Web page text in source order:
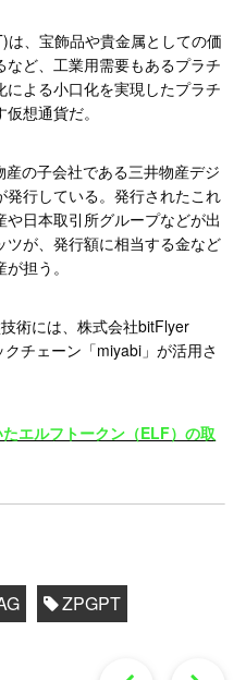
、宝飾品や貴金属としての価
ど、工業用需要もあるプラチ
よる小口化を実現したプラチ
想通貨だ。
の子会社である三井物産デジ
発行している。発行されたこれ
日本取引所グループなどが出
が、発行額に相当する金など
担う。
術には、株式会社bitFlyer
チェーン「miyabi」が活用さ
エルフトークン（ELF）の取
ZPGPT